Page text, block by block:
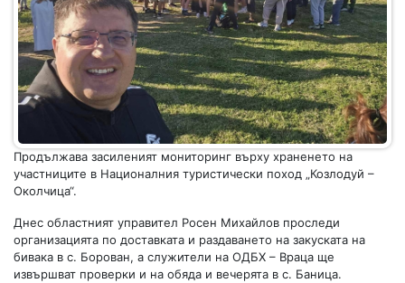
Продължава засиленият мониторинг върху храненето на
участниците в Националния туристически поход „Козлодуй –
Околчица“.
Днес областният управител Росен Михайлов проследи
организацията по доставката и раздаването на закуската на
бивака в с. Борован, а служители на ОДБХ – Враца ще
извършват проверки и на обяда и вечерята в с. Баница.